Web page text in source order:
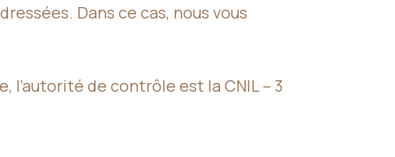
Dans ce cas, nous vous
l’autorité de contrôle est la CNIL – 3